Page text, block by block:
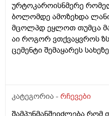
ურტოკაროისნმერე
ბოლომდე ამოზეხდა ლანი
მცოლპდ ეყლოთ თუმცა
აი როგორ ვთქვაყვროს
ცემენტი შემაყარეს
წვალებაშო..სულ
2036წელს.ვეღარ
კატეგორია - რჩევები